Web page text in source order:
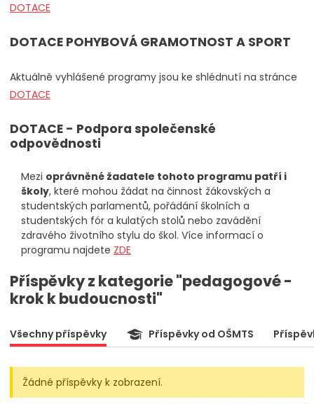
DOTACE
DOTACE POHYBOVÁ GRAMOTNOST A SPORT
Aktuálně vyhlášené programy jsou ke shlédnutí na stránce
DOTACE
DOTACE - Podpora společenské
odpovědnosti
Mezi oprávněné žadatele tohoto programu patří i
školy, které mohou žádat na činnost žákovských a
studentských parlamentů, pořádání školních a
studentských fór a kulatých stolů nebo zavádění
zdravého životního stylu do škol. Více informací o
programu najdete ZDE
Příspěvky z kategorie "pedagogové -
krok k budoucnosti"
Všechny příspěvky Příspěvky od OŠMTS
Žádné příspěvky k zobrazení.